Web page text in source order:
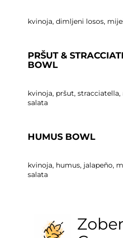
kvinoja, dimljeni losos,
PRŠUT &
BOWL
kvinoja, pršut, stracciatella,
salata
HUMUS BOWL
kvinoja, humus, jalapeño,
salata